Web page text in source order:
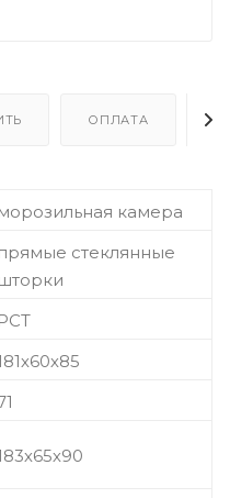
ОПЛАТА
морозильная камера
прямые стеклянные
шторки
РСТ